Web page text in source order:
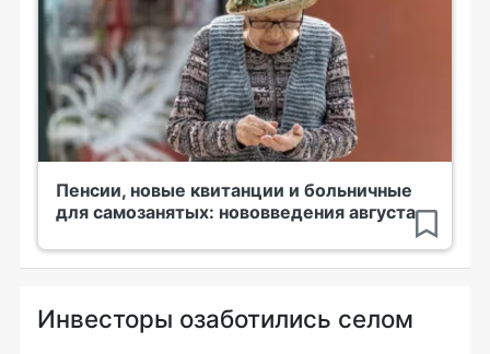
Пенсии, новые квитанции и больничные
для самозанятых: нововведения августа
Инвесторы озаботились селом